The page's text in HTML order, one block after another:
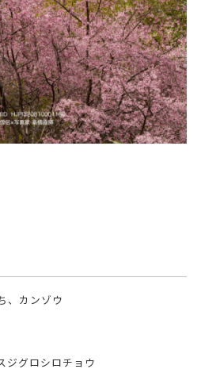
、カンゾウ
ジグロシロチョウ